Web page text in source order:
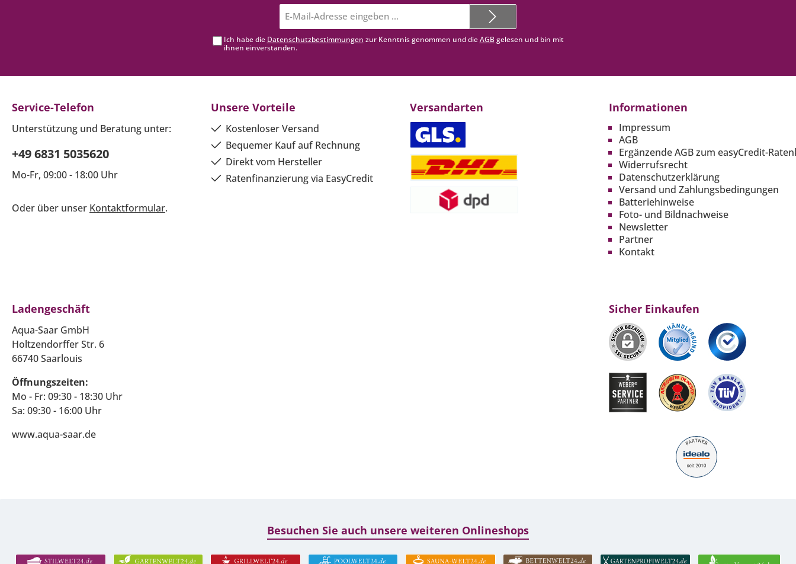
Mail-
Adresse*
Ich habe die Datenschutzbestimmungen zur Kenntnis genommen und dieAGBgelesen und bin mit
ihnen einverstanden.
Service-Telefon
Unterstützung und Beratung unter:
+49 6831 5035620
Mo-Fr, 09:00 - 18:00 Uhr
Oder über unser Kontaktformular.
Unsere Vorteile
Kostenloser Versand
Bequemer Kauf auf Rechnung
Direkt vom Hersteller
Ratenfinanzierung via EasyCredit
Versandarten Informationen
Impressum
AGB
Ergänzende AGB zum easyCredit-
Widerrufsrecht
Datenschutzerklärung
Versand und Zahlungsbedingungen
Batteriehinweise
Foto- und Bildnachweise
Newsletter
Partner
Kontakt
Ladengeschäft
Aqua-Saar GmbH
Holtzendorffer Str. 6
66740 Saarlouis
Öffnungszeiten:
Mo - Fr: 09:30 - 18:30 Uhr
Sa: 09:30 - 16:00 Uhr
www.aqua-saar.de
Sicher Einkaufen
Besuchen Sie auch unsere weiteren Onlineshops